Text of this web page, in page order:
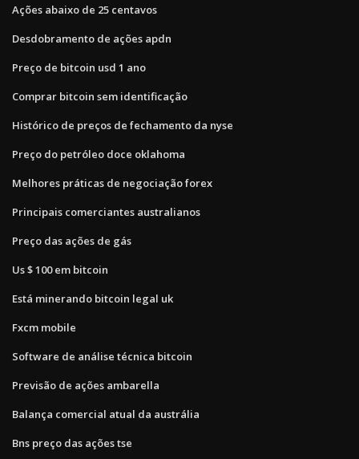
Ações abaixo de 25 centavos
Desdobramento de ações apdn
Preço de bitcoin usd 1 ano
Comprar bitcoin sem identificação
Histórico de preços de fechamento da nyse
Preço do petróleo doce oklahoma
Melhores práticas de negociação forex
Principais comerciantes australianos
Preço das ações de gás
Us $ 100 em bitcoin
Está minerando bitcoin legal uk
Fxcm mobile
Software de análise técnica bitcoin
Previsão de ações ambarella
Balança comercial atual da austrália
Bns preço das ações tse